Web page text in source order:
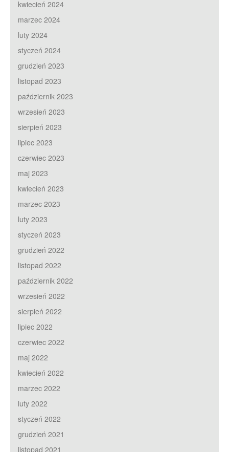
kwiecień 2024
marzec 2024
luty 2024
styczeń 2024
grudzień 2023
listopad 2023
październik 2023
wrzesień 2023
sierpień 2023
lipiec 2023
czerwiec 2023
maj 2023
kwiecień 2023
marzec 2023
luty 2023
styczeń 2023
grudzień 2022
listopad 2022
październik 2022
wrzesień 2022
sierpień 2022
lipiec 2022
czerwiec 2022
maj 2022
kwiecień 2022
marzec 2022
luty 2022
styczeń 2022
grudzień 2021
listopad 2021